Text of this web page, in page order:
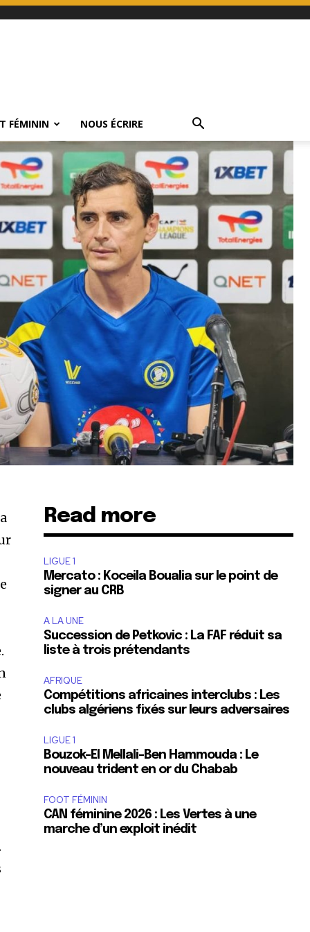
FÉMININ NOUS ÉCRIRE
Read more
LIGUE 1
Mercato : Koceila Boualia sur le point de
signer au CRB
A LA UNE
Succession de Petkovic : La FAF réduit sa
liste à trois prétendants
AFRIQUE
Compétitions africaines interclubs : Les
clubs algériens fixés sur leurs adversaires
LIGUE 1
Bouzok-El Mellali-Ben Hammouda : Le
nouveau trident en or du Chabab
FOOT FÉMININ
CAN féminine 2026 : Les Vertes à une
marche d’un exploit inédit